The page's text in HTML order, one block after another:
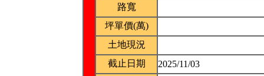
路寬
坪單價(萬)
土地現況
截止日期
2025/11/03